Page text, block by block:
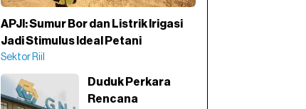
APJI: Sumur Bor dan Listrik Irigasi
Jadi Stimulus Ideal Petani
Sektor Riil
Duduk Perkara
Rencana